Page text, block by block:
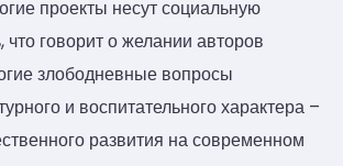
проекты несут социальную
что говорит о желании авторов
злободневные вопросы
и воспитательного характера –
развития на современном